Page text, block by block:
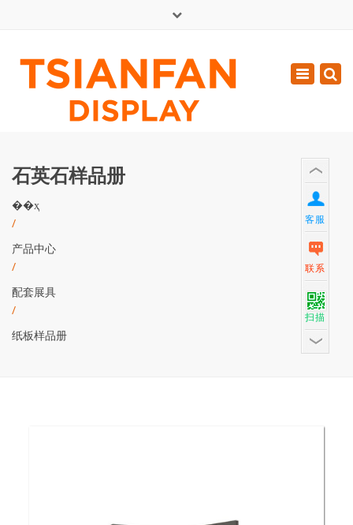
周一 - 周六: 7:00 - 17:00
0086-13365904989
Toggle
石英石样品册
��ҳ
/
产品中心
/
配套展具
/
纸板样品册
客服
联系
扫描